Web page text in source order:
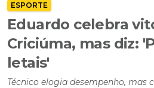
ESPORTE
Eduardo celebra
Criciúma, mas diz:
letais'
Técnico elogia desempenho,